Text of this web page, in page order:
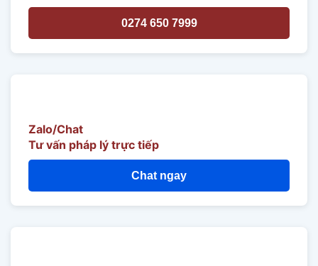
0274 650 7999
Zalo/Chat
Tư vấn pháp lý trực tiếp
Chat ngay